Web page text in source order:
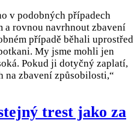
v podobných případech
a rovnou navrhnout zbavení
případě běhali uprostřed
My jsme mohli jen
Pokud ji dotyčný zaplatí,
na zbavení způsobilosti,“
trest jako za